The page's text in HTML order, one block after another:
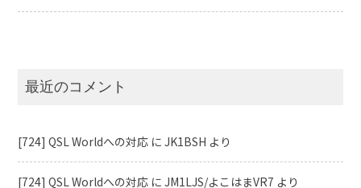
最近のコメント
[724] QSL Worldへの対応 にJK1BSH より
[724] QSL Worldへの対応 にJM1LJS/よこはまVR7 より